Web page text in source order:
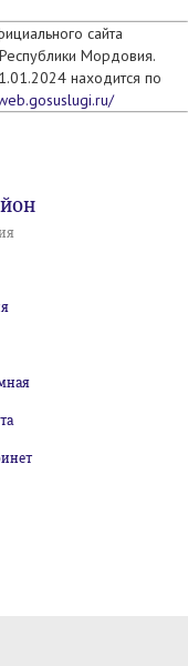
сайта
Мордовия.
находится по